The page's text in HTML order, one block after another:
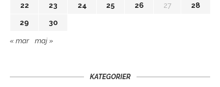
22
23 24 25 26 27
28
29
30
« mar maj »
KATEGORIER